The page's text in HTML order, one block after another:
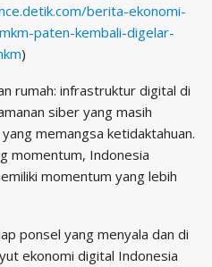
berita-ekonomi-
paten-kembali-digelar-
)
rumah: infrastruktur digital di
siber yang masih
memangsa ketidaktahuan.
momentum, Indonesia
momentum yang lebih
ponsel yang menyala dan di
ekonomi digital Indonesia